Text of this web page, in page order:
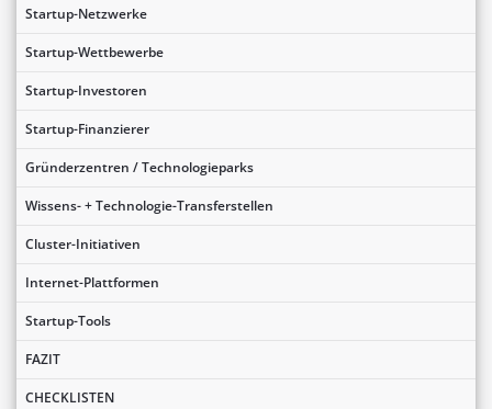
Startup-Netzwerke
Startup-Wettbewerbe
Startup-Investoren
Startup-Finanzierer
Gründerzentren / Technologieparks
Wissens- + Technologie-Transferstellen
Cluster-Initiativen
Internet-Plattformen
Startup-Tools
FAZIT
CHECKLISTEN